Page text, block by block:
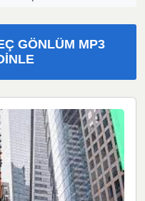
GÖNLÜM MP3